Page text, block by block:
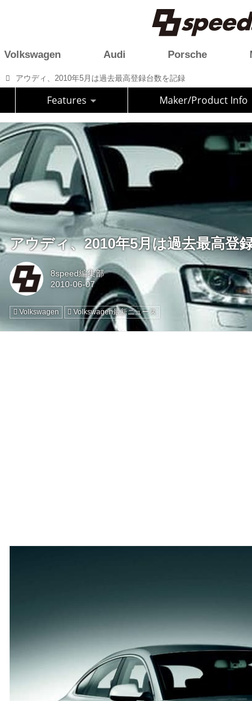
Volkswagen Audi Porsche
アウディ、2010年5月は過去最高登録台数を記録
Features Maker/Product Info
アウディ、2010年5月は過去最高登
8speed編集部
Volkswagen Volkswagen最新ニュース